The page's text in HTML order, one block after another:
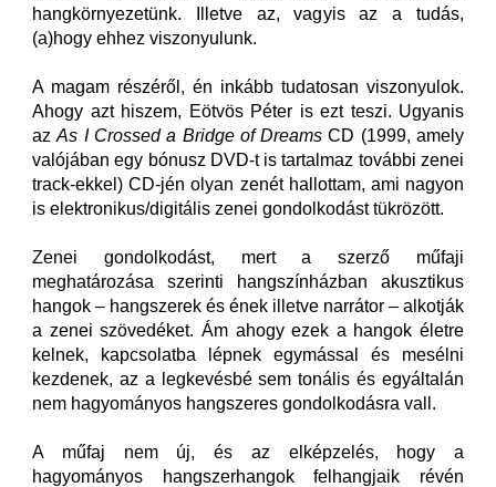
hangkörnyezetünk. Illetve az, vagyis az a tudás,
(a)hogy ehhez viszonyulunk.
A magam részéről, én inkább tudatosan viszonyulok.
Ahogy azt hiszem, Eötvös Péter is ezt teszi. Ugyanis
azAs I Crossed a Bridge of Dreams CD (1999, amely
valójában egy bónusz DVD-t is tartalmaz további zenei
track-ekkel) CD-jén olyan zenét hallottam, ami nagyon
is elektronikus/digitális zenei gondolkodást tükrözött.
Zenei gondolkodást, mert a szerző műfaji
meghatározása szerinti hangszínházban akusztikus
hangok – hangszerek és ének illetve narrátor – alkotják
a zenei szövedéket. Ám ahogy ezek a hangok életre
kelnek, kapcsolatba lépnek egymással és mesélni
kezdenek, az a legkevésbé sem tonális és egyáltalán
nem hagyományos hangszeres gondolkodásra vall.
A műfaj nem új, és az elképzelés, hogy a
hagyományos hangszerhangok felhangjaik révén